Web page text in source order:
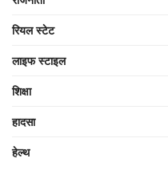
रियल स्टेट
लाइफ स्टाइल
शिक्षा
हादसा
हेल्थ